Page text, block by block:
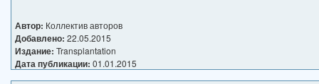
Автор: Коллектив авторов
Добавлено: 22.05.2015
Издание: Transplantation
Дата публикации: 01.01.2015